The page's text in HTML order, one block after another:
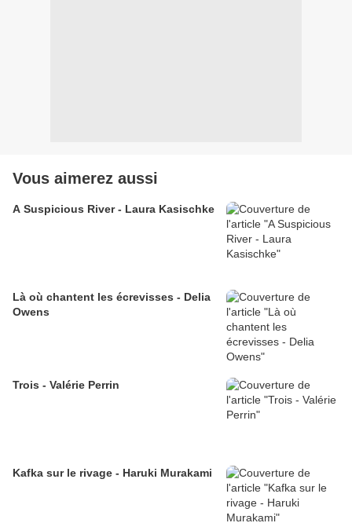
Vous aimerez aussi
A Suspicious River - Laura Kasischke
Là où chantent les écrevisses - Delia
Owens
Trois - Valérie Perrin
Kafka sur le rivage - Haruki Murakami